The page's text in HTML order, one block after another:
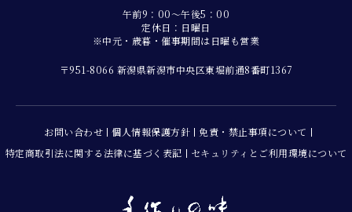
午前9：00～午後5：00
定休日：日曜日
※中元・歳暮・催事期間は日曜も営業
〒951-8066 新潟県新潟市中央区東堀前通8番町1367
お問い合わせ 個人情報保護方針
免責・禁止事項について
特定商取引法に関する法律に基づく表記
セキュリティとご利用環境について